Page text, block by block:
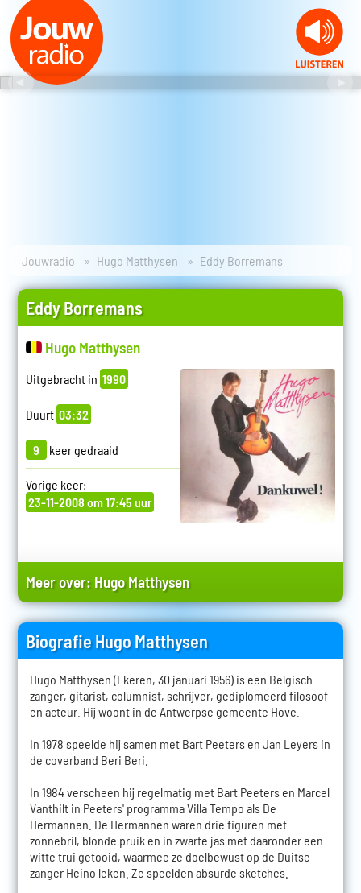
Jouwradio Hugo Matthysen Eddy Borremans
Eddy Borremans
Hugo Matthysen
Uitgebracht in 1990
Duurt 03:32
9 keer gedraaid
Vorige keer:
23-11-2008 om 17:45 uur
Meer over: Hugo Matthysen
Biografie Hugo Matthysen
Hugo Matthysen (Ekeren, 30 januari 1956) is een Belgisch
zanger, gitarist, columnist, schrijver, gediplomeerd filosoof
en acteur. Hij woont in de Antwerpse gemeente Hove.
In 1978 speelde hij samen met Bart Peeters en Jan Leyers in
de coverband Beri Beri.
In 1984 verscheen hij regelmatig met Bart Peeters en Marcel
Vanthilt in Peeters' programma Villa Tempo als De
Hermannen. De Hermannen waren drie figuren met
zonnebril, blonde pruik en in zwarte jas met daaronder een
witte trui getooid, waarmee ze doelbewust op de Duitse
zanger Heino leken. Ze speelden absurde sketches.